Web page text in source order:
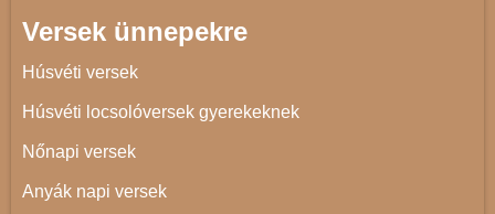
Versek ünnepekre
Húsvéti versek
Húsvéti locsolóversek gyerekeknek
Nőnapi versek
Anyák napi versek